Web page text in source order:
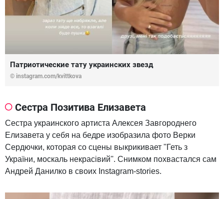
Патриотические тату украинских звезд
© instagram.com/kvittkova
Сестра Позитива Елизавета
Сестра украинского артиста Алексея Завгороднего
Елизавета у себя на бедре изобразила фото Верки
Сердючки, которая со сцены выкрикивает ''Геть з
України, москаль некрасівий''. Снимком похвастался сам
Андрей Данилко в своих Instagram-stories.